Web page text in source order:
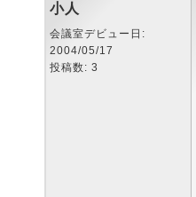
小人
会議室デビュー日:
2004/05/17
投稿数: 3